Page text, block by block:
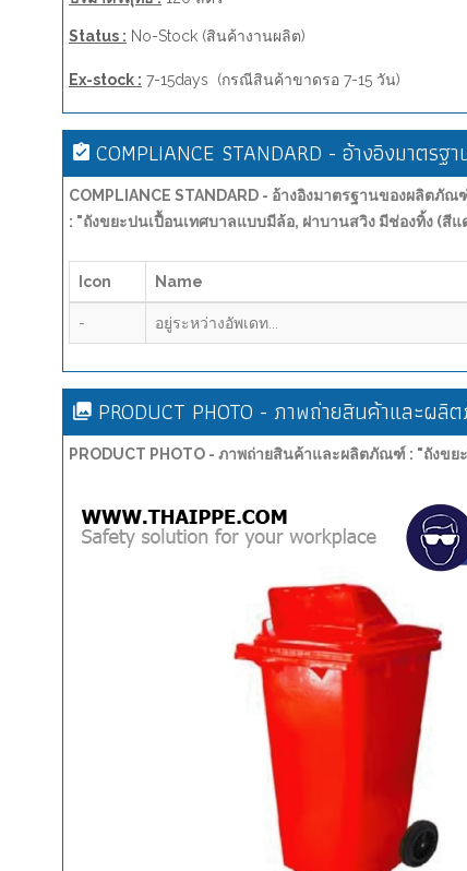
Status : No-Stock (สินค้างานผลิต)
Ex-stock : 7-15days (กรณีสินค้าขาดรอ 7-15 วัน)
COMPLIANCE STANDARD - อ้างอิงมาตร
COMPLIANCE STANDARD - อ้างอิงมาตรฐานของผลิตภัณ
: "ถังขยะปนเปื้อนเทศบาลแบบมีล้อ, ฝาบานสวิง มีช่องทิ้ง (สีแ
Icon Name
- อยู่ระหว่างอัพเดท...
PRODUCT PHOTO - ภาพถ่ายสินค้าและผ
PRODUCT PHOTO - ภาพถ่ายสินค้าและผลิตภัณฑ์ : "ถังข